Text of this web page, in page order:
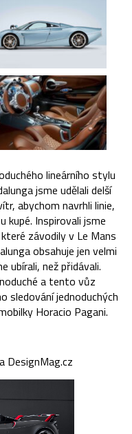
lineárního stylu
jsme udělali delší
abychom navrhli linie,
kupé. Inspirovali jsme
závodily v Le Mans
obsahuje jen velmi
ubírali, než přidávali.
a tento vůz
sledování jednoduchých
Horacio Pagani.
DesignMag.cz